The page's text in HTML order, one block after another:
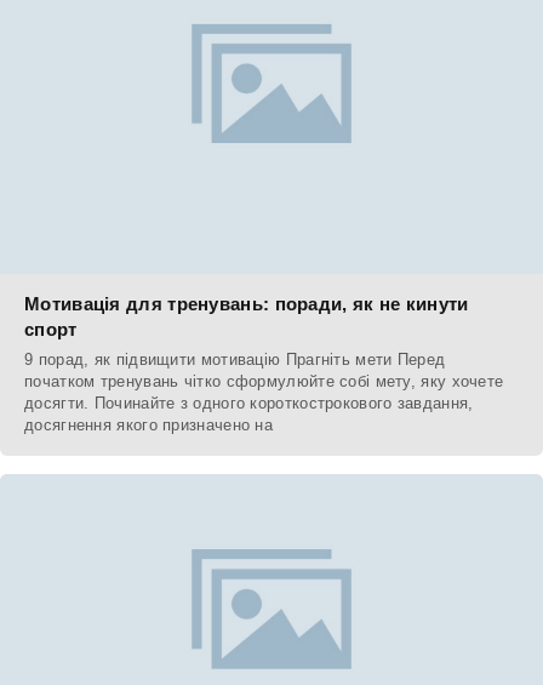
Мотивація для тренувань: поради, як не кинути
спорт
9 порад, як підвищити мотивацію Прагніть мети Перед
початком тренувань чітко сформулюйте собі мету, яку хочете
досягти. Починайте з одного короткострокового завдання,
досягнення якого призначено на